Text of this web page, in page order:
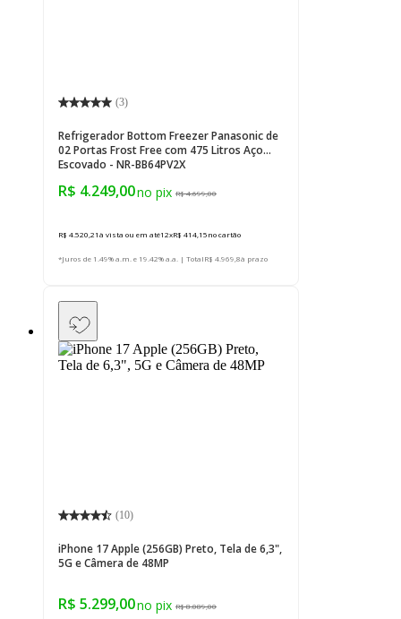
(3)
Refrigerador Bottom Freezer Panasonic de
02 Portas Frost Free com 475 Litros Aço
Escovado - NR-BB64PV2X
R$ 4.249,00 R$ 4.699,00
R$ 4.520,21à vista ou em até12xR$ 414,15no cartão
*Juros de 1.49% a.m. e 19.42% a.a. | TotalR$ 4.969,8à prazo
(10)
iPhone 17 Apple (256GB) Preto, Tela de 6,3",
5G e Câmera de 48MP
R$ 5.299,00 R$ 8.089,00